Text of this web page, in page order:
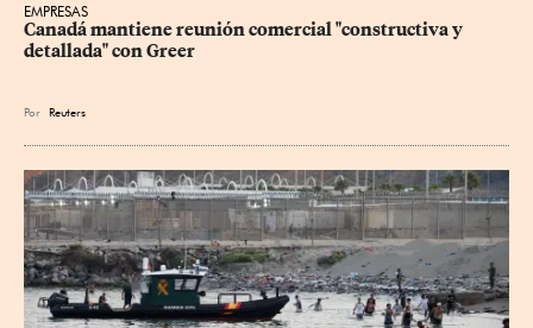
EMPRESAS
Canadá mantiene reunión ‌comercial "constructiva y
detallada" con Greer
Por Reuters